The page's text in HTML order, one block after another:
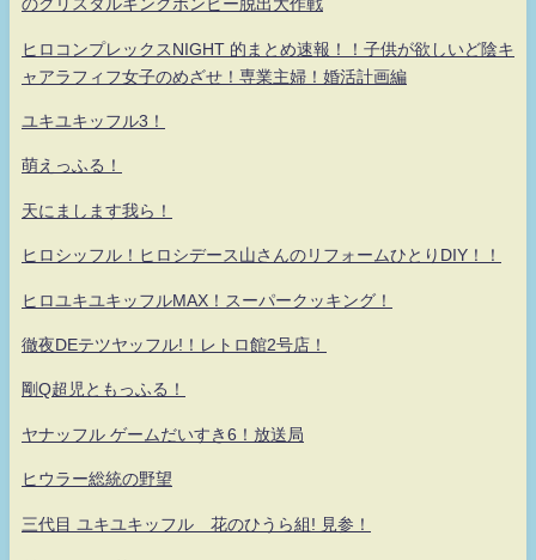
のクリスタルキングボンビー脱出大作戦
ヒロコンプレックスNIGHT 的まとめ速報！！子供が欲しいど陰キ
ャアラフィフ女子のめざせ！専業主婦！婚活計画編
ユキユキッフル3！
萌えっふる！
天にまします我ら！
ヒロシッフル！ヒロシデース山さんのリフォームひとりDIY！！
ヒロユキユキッフルMAX！スーパークッキング！
徹夜DEテツヤッフル!！レトロ館2号店！
剛Q超児ともっふる！
ヤナッフル ゲームだいすき6！放送局
ヒウラー総統の野望
三代目 ユキユキッフル 花のひうら組! 見参！